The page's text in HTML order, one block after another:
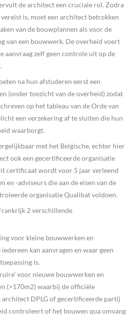
de architect een cruciale rol. Zodra
is, moet een architect betrokken
van de bouwplannen als voor de
van een bouwwerk. De overheid voert
aanvraag zelf geen controle uit op de
na hun afstuderen eerst een
(onder toezicht van de overheid) zodat
op het tableau van de Orde van
een verzekering af te sluiten die hun
waarborgt.
met het Belgische, echter hier
ook een gecertificeerde organisatie
certificaat wordt voor 5 jaar verleend
en -adviseurs die aan de eisen van de
organisatie Qualibat voldoen.
2 verschillende
voor kleine bouwwerken en
kan aanvragen en waar geen
is.
voor nieuwe bouwwerken en
(>170m2) waarbij de officiële
architect DPLG of gecertificeerde partij
controleert of het bouwen qua omvang